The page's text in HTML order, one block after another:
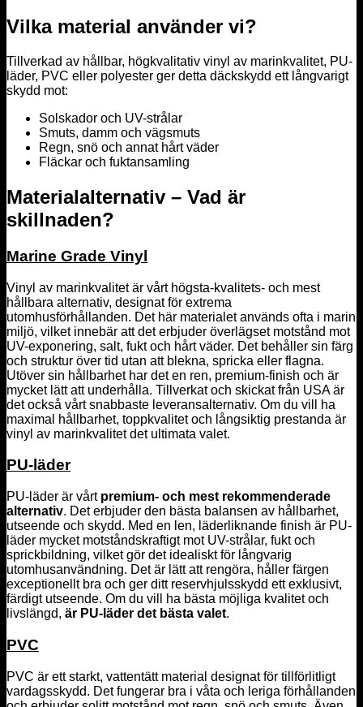
Vilka material använder vi?
Tillverkad av hållbar, högkvalitativ vinyl av marinkvalitet, PU-
läder, PVC eller polyester ger detta däckskydd ett långvarigt
skydd mot:
Solskador och UV-strålar
Smuts, damm och vägsmuts
Regn, snö och annat hårt väder
Fläckar och fuktansamling
Materialalternativ – Vad är
skillnaden?
Marine Grade Vinyl
Vinyl av marinkvalitet är vårt högsta-kvalitets- och mest
hållbara alternativ, designat för extrema
utomhusförhållanden. Det här materialet används ofta i marin
miljö, vilket innebär att det erbjuder överlägset motstånd mot
UV-exponering, salt, fukt och hårt väder. Det behåller sin färg
och struktur över tid utan att blekna, spricka eller flagna.
Utöver sin hållbarhet har det en ren, premium-finish och är
mycket lätt att underhålla. Tillverkat och skickat från USA är
det också vårt snabbaste leveransalternativ. Om du vill ha
maximal hållbarhet, toppkvalitet och långsiktig prestanda är
vinyl av marinkvalitet det ultimata valet.
PU-läder
PU-läder är vårt premium- och mest rekommenderade
alternativ. Det erbjuder den bästa balansen av hållbarhet,
utseende och skydd. Med en len, läderliknande finish är PU-
läder mycket motståndskraftigt mot UV-strålar, fukt och
sprickbildning, vilket gör det idealiskt för långvarig
utomhusanvändning. Det är lätt att rengöra, håller färgen
exceptionellt bra och ger ditt reservhjulsskydd ett exklusivt,
färdigt utseende. Om du vill ha bästa möjliga kvalitet och
livslängd, är PU-läder det bästa valet.
PVC
PVC är ett starkt, vattentätt material designat för tillförlitligt
vardagsskydd. Det fungerar bra i våta och leriga förhållanden